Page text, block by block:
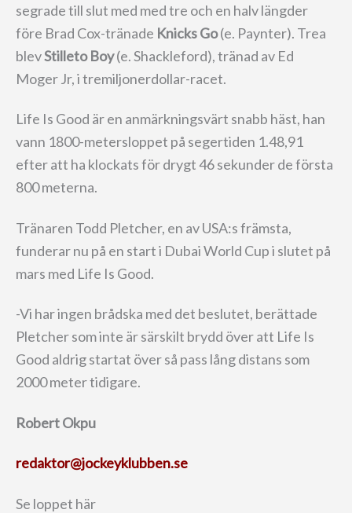
segrade till slut med med tre och en halv längder
före Brad Cox-tränade Knicks Go(e. Paynter). Trea
blevStilleto Boy(e. Shackleford), tränad av Ed
Moger Jr, i tremiljonerdollar-racet.
Life Is Good är en anmärkningsvärt snabb häst, han
vann 1800-metersloppet på segertiden 1.48,91
efter att ha klockats för drygt 46 sekunder de första
800 meterna.
Tränaren Todd Pletcher, en av USA:s främsta,
funderar nu på en start i Dubai World Cup i slutet på
mars med Life Is Good.
-Vi har ingen brådska med det beslutet, berättade
Pletcher som inte är särskilt brydd över att Life Is
Good aldrig startat över så pass lång distans som
2000 meter tidigare.
Robert Okpu
redaktor@jockeyklubben.se
Se loppet här